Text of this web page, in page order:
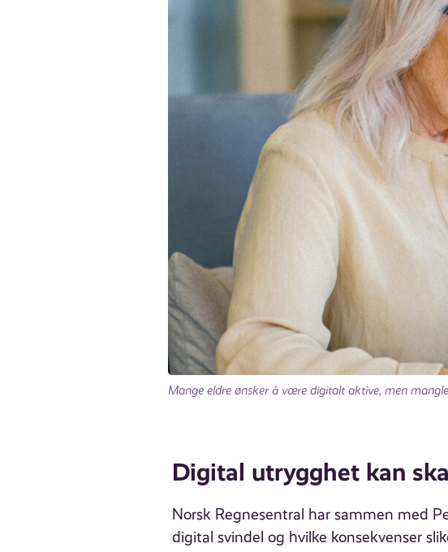
Mange eldre ønsker å være digitalt aktive, men
Digital utrygghet kan
Norsk Regnesentral har sammen med
digital svindel og hvilke konsekvenser